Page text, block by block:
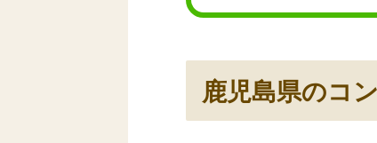
鹿児島県のコ